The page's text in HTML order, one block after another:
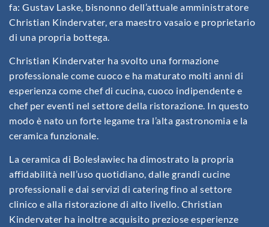
fa: Gustav Laske, bisnonno dell’attuale amministratore
Christian Kindervater, era maestro vasaio e proprietario
di una propria bottega.
Christian Kindervater ha svolto una formazione
professionale come cuoco e ha maturato molti anni di
esperienza come chef di cucina, cuoco indipendente e
chef per eventi nel settore della ristorazione. In questo
modo è nato un forte legame tra l’alta gastronomia e la
ceramica funzionale.
La ceramica di Bolesławiec ha dimostrato la propria
affidabilità nell’uso quotidiano, dalle grandi cucine
professionali e dai servizi di catering fino al settore
clinico e alla ristorazione di alto livello. Christian
Kindervater ha inoltre acquisito preziose esperienze